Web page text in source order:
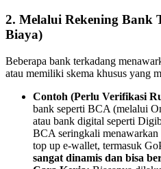
2. Melalui Rekening Bank
Biaya)
Beberapa bank terkadang
atau memiliki skema khusus yang
Contoh (Perlu Verifikasi
bank seperti BCA (melalui
atau bank digital seperti
BCA seringkali
top up e-wallet, termasuk
sangat dinamis dan bisa